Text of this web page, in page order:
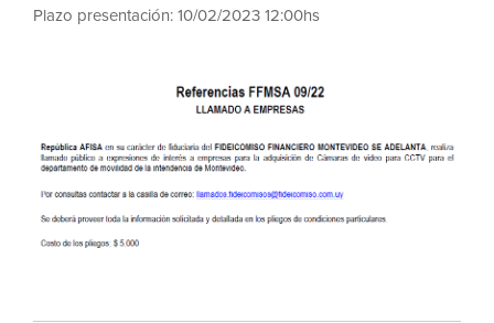
Plazo presentación: 10/02/2023 12:00hs